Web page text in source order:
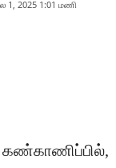
1, 2025 1:01 மணி
கண்காணிப்பில்,